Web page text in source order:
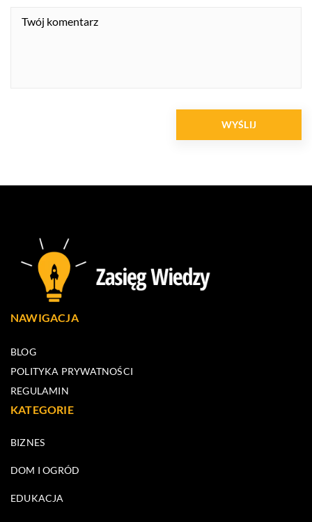
NAWIGACJA
BLOG
POLITYKA PRYWATNOŚCI
REGULAMIN
KATEGORIE
BIZNES
DOM I OGRÓD
EDUKACJA